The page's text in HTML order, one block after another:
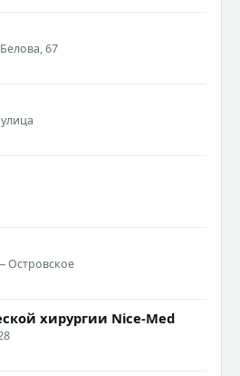
67
Островское
хирургии Nice-Med